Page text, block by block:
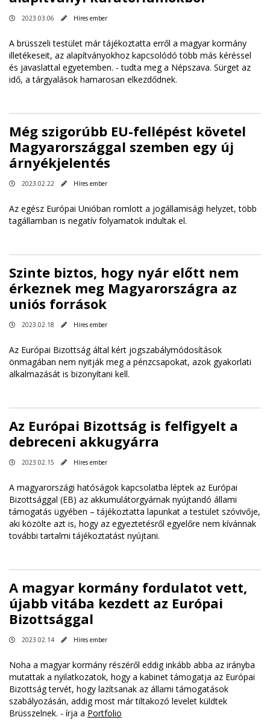
2023.03.06 Híres ember
A brüsszeli testület már tájékoztatta erről a magyar kormány
illetékeseit, az alapítványokhoz kapcsolódó több más kéréssel
és javaslattal egyetemben. - tudta meg a Népszava. Sürget az
idő, a tárgyalások hamarosan elkezdődnek.
Még szigorúbb EU-fellépést követel
Magyarországgal szemben egy új
árnyékjelentés
2023.02.22 Híres ember
Az egész Európai Unióban romlott a jogállamisági helyzet, több
tagállamban is negatív folyamatok indultak el.
Szinte biztos, hogy nyár előtt nem
érkeznek meg Magyarországra az
uniós források
2023.02.18 Híres ember
Az Európai Bizottság által kért jogszabálymódosítások
önmagában nem nyitják meg a pénzcsapokat, azok gyakorlati
alkalmazását is bizonyítani kell.
Az Európai Bizottság is felfigyelt a
debreceni akkugyárra
2023.02.15 Híres ember
A magyarországi hatóságok kapcsolatba léptek az Európai
Bizottsággal (EB) az akkumulátorgyárnak nyújtandó állami
támogatás ügyében – tájékoztatta lapunkat a testület szóvivője,
aki közölte azt is, hogy az egyeztetésről egyelőre nem kívánnak
további tartalmi tájékoztatást nyújtani.
A magyar kormány fordulatot vett,
újabb vitába kezdett az Európai
Bizottsággal
2023.02.14 Híres ember
Noha a magyar kormány részéről eddig inkább abba az irányba
mutattak a nyilatkozatok, hogy a kabinet támogatja az Európai
Bizottság tervét, hogy lazítsanak az állami támogatások
szabályozásán, addig most már tiltakozó levelet küldtek
Brüsszelnek. - írja a Portfolio